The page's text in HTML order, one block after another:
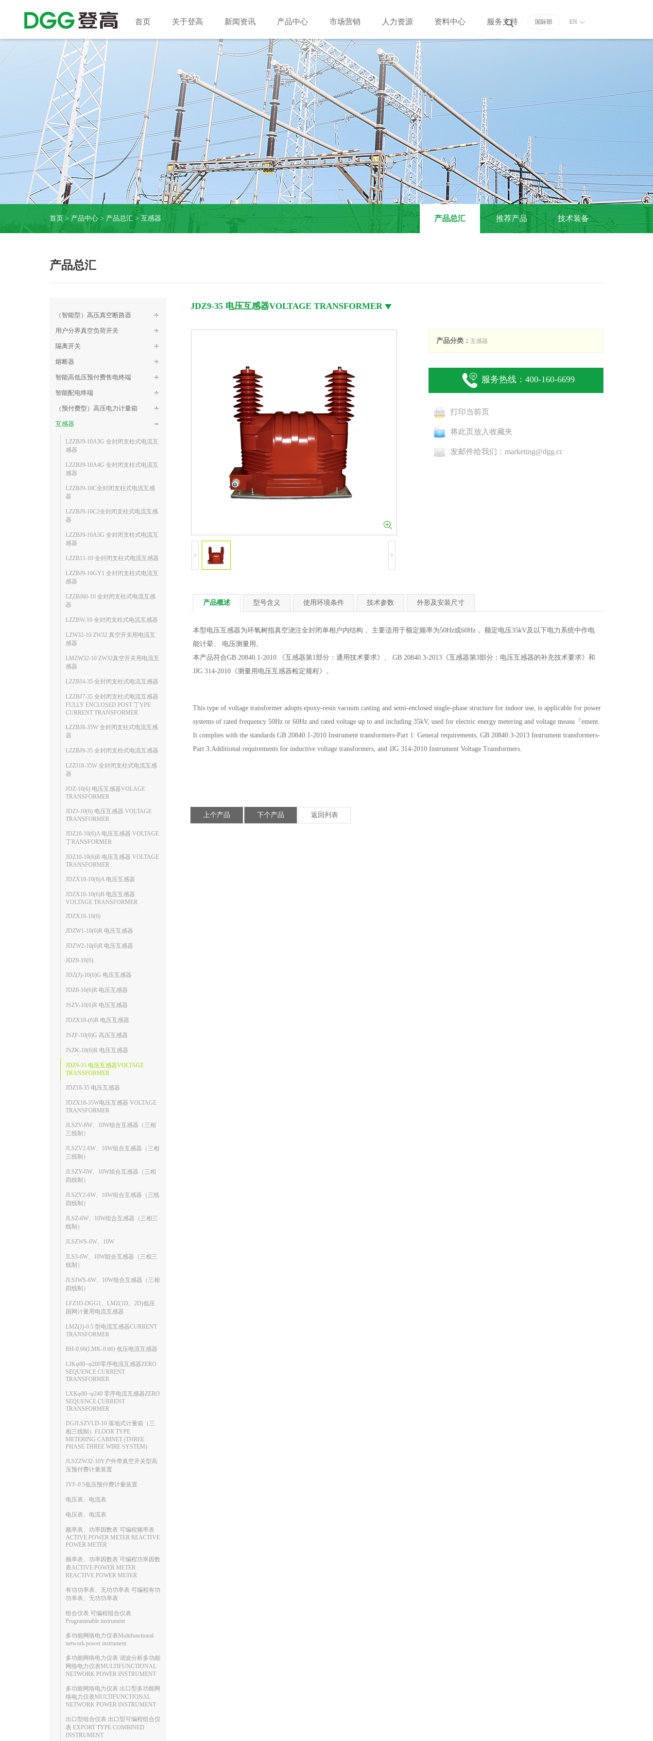
首页 关于登高 新闻资讯 产品中心 市场营销 人力资源 资料中心 服务支持 EN
国际部
企业简介 企业荣誉
企业文化 发展历程
科研实力 社会责任
企业新闻 行业动态
登高视频
产品总汇 推荐产品
技术装备
国内营销 国际贸易
工程案例
人才理念 招聘流程
招聘信息 人才自荐
培训中心 招聘热线
服务体系 服务内容
在线留言 联系我们
产品样本
新产品手册
成套设备手册
开关设备手册
企业资料
ESG报告
员工手册
企业资质
解决方案
首页 > 产品中心 > 产品总汇 > 互感器 产品总汇 推荐产品 技术装备
产品总汇
（智能型）高压真空断路器
用户分界真空负荷开关
隔离开关
熔断器
智能高低压预付费售电终端
智能配电终端
（预付费型）高压电力计量箱
互感器
LZZBJ9-10A3G 全封闭支柱式电流互
感器
LZZBJ9-10A4G 全封闭支柱式电流互
感器
LZZBJ9-10C全封闭支柱式电流互感
器
LZZBJ9-10C2全封闭支柱式电流互感
器
LZZBJ9-10A5G 全封闭支柱式电流互
感器
LZZB11-10 全封闭支柱式电流互感器
LZZBJ9-10GY1 全封闭支柱式电流互
感器
LZZBJ60-10 全封闭支柱式电流互感
器
LZZBW-10 全封闭支柱式电流互感器
LZW32-10 ZW32 真空开关用电流互
感器
LMZW32-10 ZW32真空开关用电流互
感器
LZZBJ4-35 全封闭支柱式电流互感器
LZZBJ7-35 全封闭支柱式电流互感器
FULLY ENCLOSED POST 丁YPE
CURRENT TRANSFORMER
LZZBJ8-35W 全封闭支柱式电流互感
器
LZZBJ9-35 全封闭支柱式电流互感器
LZZJ18-35W 全封闭支柱式电流互感
器
JDZ-10(6) 电压互感器VOLAGE
TRANSFORMER
JDZJ-10(6) 电压互感器 VOLTAGE
TRANSFORMER
JDZ10-10(6)A 电压互感器 VOLTAGE
丁RANSFORMER
JDZ10-10(6)B 电压互感器 VOLTAGE
TRANSFORMER
JDZX10-10(6)A 电压互感器
JDZX10-10(6)B 电压互感器
VOLTAGE TRANSFORMER
JDZX16-10(6)
JDZW1-10(6)R 电压互感器
JDZW2-10(6)R 电压互感器
JDZ9-10(6)
JDZ(J)-10(6)G 电压互感器
JDZ6-10(6)R 电压互感器
JSZV-10(6)R 电压互感器
JDZX10-(6)R 电压互感器
JSZF-10(6)G 高压互感器
JSZK-10(6)R 电压互感器
JDZ9-35 电压互感器VOLTAGE
TRANSFORMER
JDZ18-35 电压互感器
JDZX18-35W电压互感器 VOLTAGE
TRANSFORMER
JLSZV-6W、10W组合互感器（三相
三线制）
JLSZV2-6W、10W组合互感器（三相
三线制）
JLSZY-6W、10W组合互感器（三相
四线制）
JLSZY2-6W、10W组合互感器（三线
四线制）
JLSZ-6W、10W组合互感器（三相三
线制）
JLSZWS-6W、10W
JLS3-6W、10W组合互感器（三相三
线制）
JLSJWS-6W、10W组合互感器（三相
四线制）
LFZ1D-DGG1、LMZ(1D、2D)低压
国网计量用电流互感器
LMZ(J)-0.5 型电流互感器CURRENT
TRANSFORMER
BH-0.66(LMK-0.66) 低压电流互感器
LJKφ80~φ200零序电流互感器ZERO
SEQUENCE CURRENT
TRANSFORMER
LXKφ80~φ240 零序电流互感器ZERO
SEQUENCE CURRENT
TRANSFORMER
DGJLSZVLD-10 落地式计量箱（三
相三线制）FLOOR TYPE
METERING CABINET (THREE
PHASE THREE WIRE SYSTEM)
JLSZZW32-10Y户外带真空开关型高
压预付费计量装置
JYF-0.5低压预付费计量装置
电压表、电流表
电压表、电流表
频率表、功率因数表 可编程频率表
ACTIVE POWER METER REACTIVE
POWER METER
频率表、功率因数表 可编程功率因数
表ACTIVE POWER METER
REACTIVE POWER METER
有功功率表、无功功率表 可编程有功
功率表、无功功率表
组合仪表 可编程组合仪表
Programmable instrument
多功能网络电力仪表Multifunctional
network power instrument
多功能网络电力仪表 谐波分析多功能
网络电力仪表MULTIFUNCTIONAL
NETWORK POWER INSTRUMENT
多功能网络电力仪表 出口型多功能网
络电力仪表MULTIFUNCTIONAL
NETWORK POWER INSTRUMENT
出口型组合仪表 出口型可编程组合仪
表 EXPORT TYPE COMBINED
INSTRUMENT
JDZ9-35 电压互感器VOLTAGE TRANSFORMER
产品分类： 互感器
服务热线：400-160-6699
打印当前页
将此页放入收藏夹
发邮件给我们：marketing@dgg.cc
产品概述 型号含义 使用环境条件 技术参数 外形及安装尺寸
本型电压互感器为环氧树指真空浇注全封闭单相户内结构， 主要适用于额定频率为50Hz或60Hz， 额定电压35kV及以下电力系统中作电
能计晕、 电压测量用。
本产品符合GB 20840.1-2010 《互感器第1部分：通用技术要求》、 GB 20840.3-2013《互感器第3部分：电压互感器的补充技术要求》和
JJG 314-2010《测量用电压互感器检定规程》。
This type of voltage transformer adopts epoxy-resin vacuum casting and semi-enclosed single-phase structure for indoor use, is applicable for power
systems of rated frequency 50Hz or 60Hz and rated voltage up to and including 35kV, used for electric energy metering and voltage measu『ement.
It complies with the standards GB 20840.1-2010 Instrument transformers-Part 1: General requirements, GB 20840.3-2013 Instrument transformers-
Part 3:Additional requirements for inductive voltage transformers, and JJG 314-2010 Instrument Voltage Transformers.
上个产品 下个产品 返回列表